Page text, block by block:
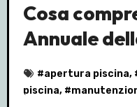
Cosa
Annuale
#apertura piscina,
piscina, #